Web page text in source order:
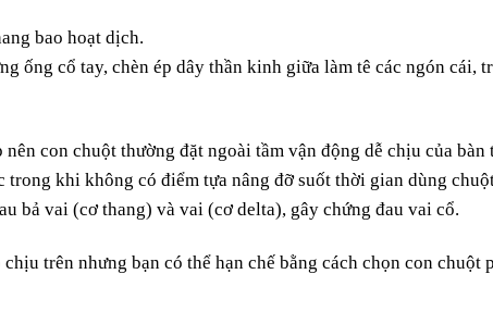
bao hoạt dịch.
ống cổ tay, chèn ép dây thần kinh giữa làm tê các ngón cái,
con chuột thường đặt ngoài tầm vận động dễ chịu của bàn
trong khi không có điểm tựa nâng đỡ suốt thời gian dùng
bả vai (cơ thang) và vai (cơ delta), gây chứng đau vai cổ.
trên nhưng bạn có thể hạn chế bằng cách chọn con chuột